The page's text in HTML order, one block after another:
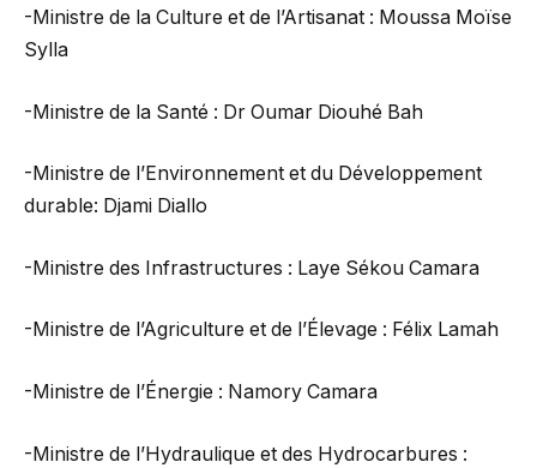
-Ministre de la Culture et de l’Artisanat : Moussa Moïse
Sylla
-Ministre de la Santé : Dr Oumar Diouhé Bah
-Ministre de l’Environnement et du Développement
durable: Djami Diallo
-Ministre des Infrastructures : Laye Sékou Camara
-Ministre de l’Agriculture et de l’Élevage : Félix Lamah
-Ministre de l’Énergie : Namory Camara
-Ministre de l’Hydraulique et des Hydrocarbures :